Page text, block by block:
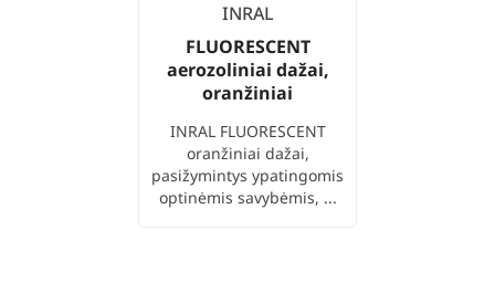
INRAL
FLUORESCENT
aerozoliniai dažai,
oranžiniai
INRAL FLUORESCENT
oranžiniai dažai,
pasižymintys ypatingomis
optinėmis savybėmis, ...